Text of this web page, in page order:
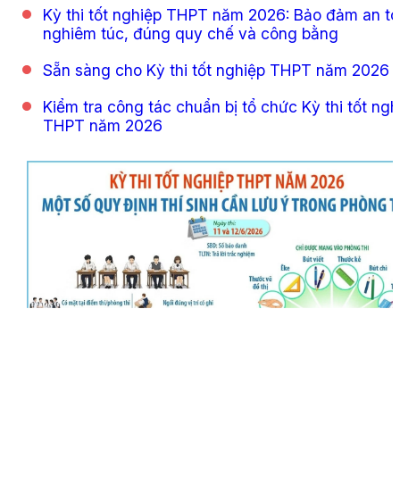
Kỳ thi tốt nghiệp THPT năm 2026: Bảo đảm an
nghiêm túc, đúng quy chế và công bằng
Sẵn sàng cho Kỳ thi tốt nghiệp THPT năm 2026
Kiểm tra công tác chuẩn bị tổ chức Kỳ thi tốt
THPT năm 2026